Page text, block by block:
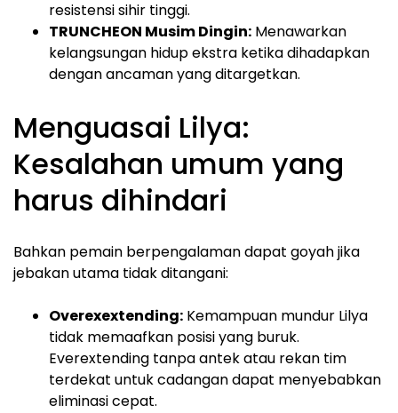
resistensi sihir tinggi.
TRUNCHEON Musim Dingin: Menawarkan
kelangsungan hidup ekstra ketika dihadapkan
dengan ancaman yang ditargetkan.
Menguasai Lilya:
Kesalahan umum yang
harus dihindari
Bahkan pemain berpengalaman dapat goyah jika
jebakan utama tidak ditangani:
Overexextending: Kemampuan mundur Lilya
tidak memaafkan posisi yang buruk.
Everextending tanpa antek atau rekan tim
terdekat untuk cadangan dapat menyebabkan
eliminasi cepat.